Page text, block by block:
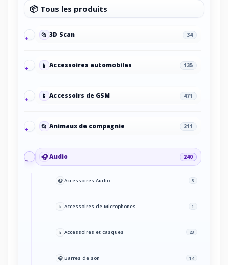
📦 Tous les produits
📂 3D Scan 34
📱 Accessoires automobiles 135
📱 Accessoirs de GSM 471
📂 Animaux de compagnie 211
🎧 Audio 240
🎧 Accessoires Audio 3
📱 Accessoires de Microphones 1
📱 Accessoires et casques 23
🎧 Barres de son 14